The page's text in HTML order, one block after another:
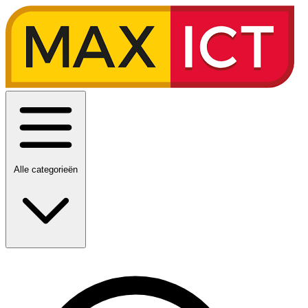
Alle categorieën